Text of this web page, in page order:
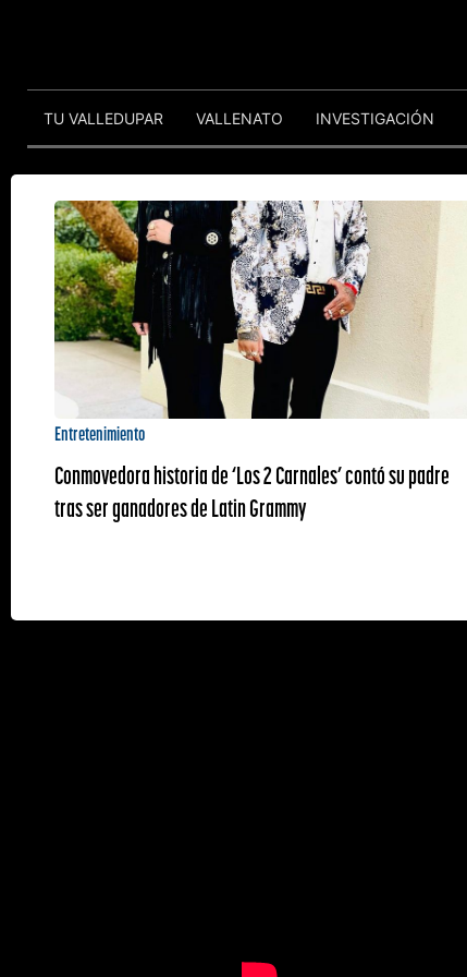
TU VALLEDUPAR VALLENATO INVESTIGACIÓN
Entretenimiento
Conmovedora historia de ‘Los 2 Carnales’ contó su padre
tras ser ganadores de Latin Grammy